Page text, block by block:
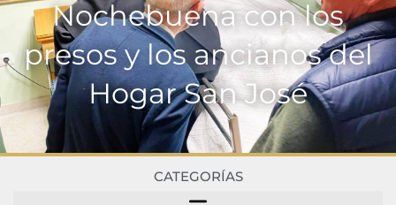
Nochebuena con los
presos y los ancianos del
Hogar San José
CATEGORÍAS